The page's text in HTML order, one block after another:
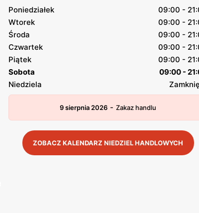
Poniedziałek
09:00 -
Wtorek
09:00 -
Środa
09:00 -
Czwartek
09:00 -
Piątek
09:00 -
Sobota
09:00 -
Niedziela
9 sierpnia 2026 - Zakaz handlu
ZOBACZ KALENDARZ NIEDZIEL HANDLOWYCH